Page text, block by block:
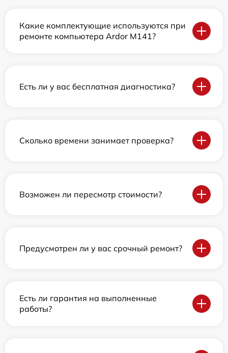
Какие комплектующие используются при
ремонте компьютера Ardor M141?
Есть ли у вас бесплатная диагностика?
Сколько времени занимает проверка?
Возможен ли пересмотр стоимости?
Предусмотрен ли у вас срочный ремонт?
Есть ли гарантия на выполненные
работы?